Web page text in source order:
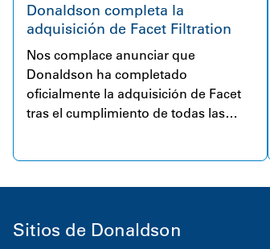
Donaldson completa la
adquisición de Facet Filtration
Nos complace anunciar que
Donaldson ha completado
oficialmente la adquisición de Facet
tras el cumplimiento de todas las
es una empresa respetada a nivel
de combustibles y fluidos para
Sitios de Donaldson